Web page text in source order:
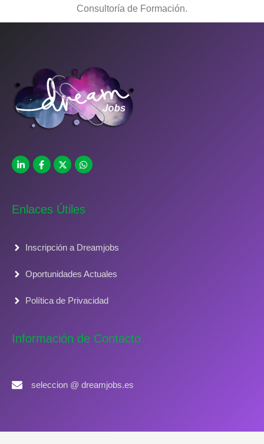
Consultoría de Formación.
Enlaces Útiles
Inscripción a Dreamjobs
Oportunidades Actuales
Política de Privacidad
Información de Contacto
seleccion @ dreamjobs.es